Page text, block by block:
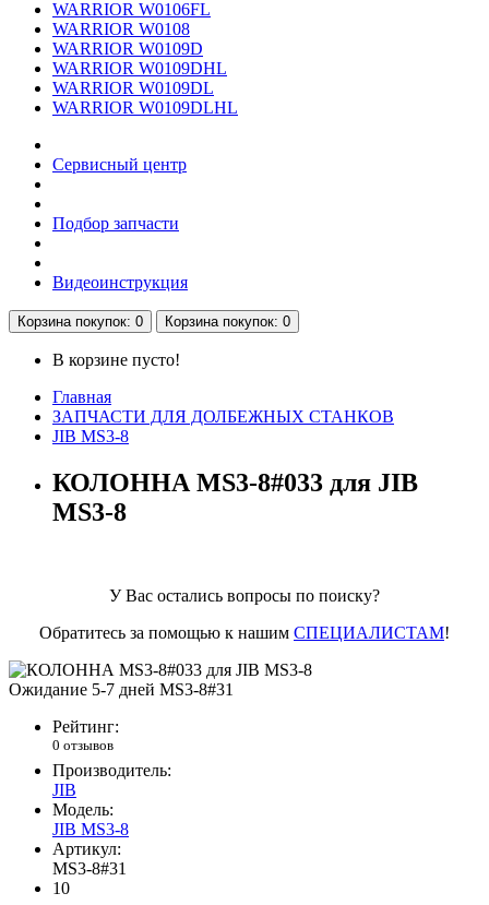
WARRIOR W0106FL
WARRIOR W0108
WARRIOR W0109D
WARRIOR W0109DHL
WARRIOR W0109DL
WARRIOR W0109DLHL
Сервисный центр
Подбор запчасти
Видеоинструкция
Корзинапокупок: 0 Корзинапокупок: 0
В корзине пусто!
Главная
ЗАПЧАСТИ ДЛЯ ДОЛБЕЖНЫХ СТАНКОВ
JIB MS3-8
КОЛОННА MS3-8#033 для JIB
MS3-8
У Вас остались вопросы по поиску?
Обратитесь за помощью к нашим СПЕЦИАЛИСТАМ!
Ожидание 5-7 дней MS3-8#31
Рейтинг:
0 отзывов
Производитель:
JIB
Модель:
JIB MS3-8
Артикул:
MS3-8#31
10